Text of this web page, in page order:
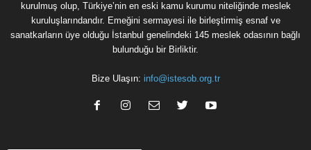
kurulmuş olup, Türkiye’nin en eski kamu kurumu niteliğinde meslek
kuruluşlarındandır. Emeğini sermayesi ile birleştirmiş esnaf ve
sanatkarların üye olduğu İstanbul genelindeki 145 meslek odasının bağlı
bulunduğu bir Birliktir.
Bize Ulaşın: info@istesob.org.tr